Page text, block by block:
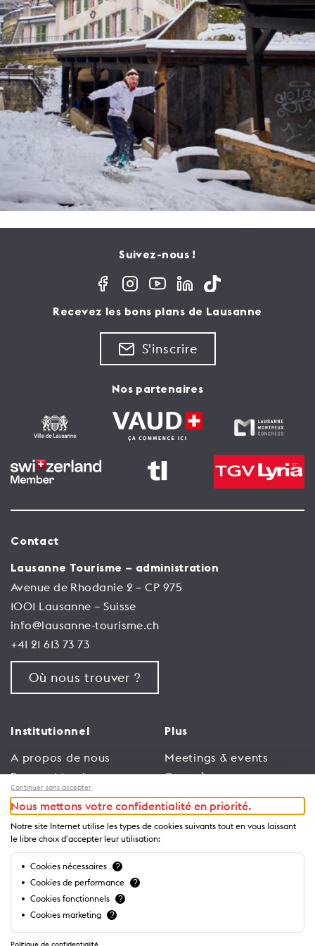
Suivez-nous !
Recevez les bons plans de Lausanne
S'inscrire
Nos partenaires
Contact
Lausanne Tourisme – administration
Avenue de Rhodanie 2 – CP 975
1001 Lausanne – Suisse
info@lausanne-tourisme.ch
+41 21 613 73 73
Où nous trouver ?
Institutionnel
A propos de nous
Espace Membres
Emploi
Conditions générales
d’utilisation
Politique de
confidentialité
Plus
Meetings & events
Congrès
Trade
Espace Médias
Annonceurs
Brochures et guides
Continuer sans accepter
Nous mettons votre confidentialité en priorité.
Notre site Internet utilise les types de cookies suivants tout en vous laissant
le libre choix d'accepter leur utilisation:
Cookies nécessaires ?
Cookies de performance ?
Cookies fonctionnels ?
Cookies marketing ?